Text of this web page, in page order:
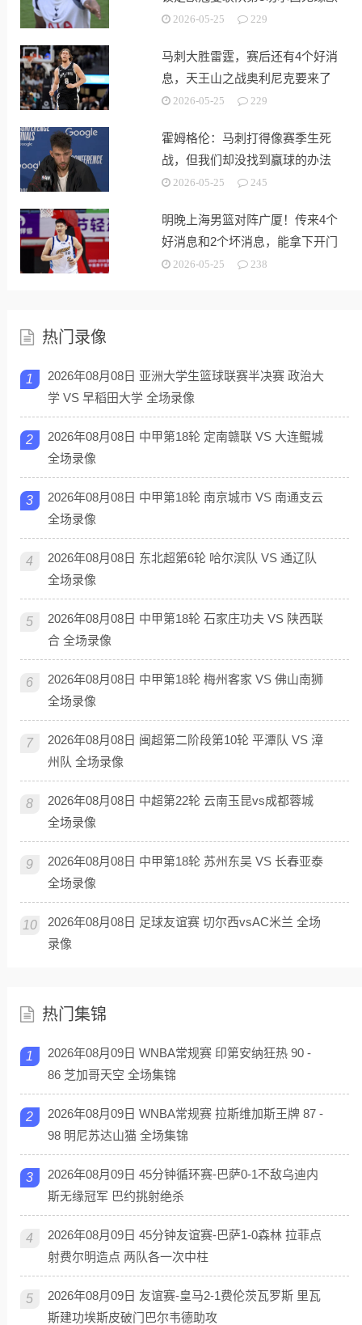
战2026-05-25 229
马刺大胜雷霆，赛后还有4个好消
息，天王山之战奥利尼克要来了
2026-05-25 229
霍姆格伦：马刺打得像赛季生死
战，但我们却没找到赢球的办法
2026-05-25 245
明晚上海男篮对阵广厦！传来4个
好消息和2个坏消息，能拿下开门
红2026-05-25 238
热门录像
1
2026年08月08日 亚洲大学生篮球联赛半决赛 政治大
学 VS 早稻田大学 全场录像
2
2026年08月08日 中甲第18轮 定南赣联 VS 大连鲲城
全场录像
3
2026年08月08日 中甲第18轮 南京城市 VS 南通支云
全场录像
4
2026年08月08日 东北超第6轮 哈尔滨队 VS 通辽队
全场录像
5
2026年08月08日 中甲第18轮 石家庄功夫 VS 陕西联
合 全场录像
6
2026年08月08日 中甲第18轮 梅州客家 VS 佛山南狮
全场录像
7
2026年08月08日 闽超第二阶段第10轮 平潭队 VS 漳
州队 全场录像
8
2026年08月08日 中超第22轮 云南玉昆vs成都蓉城
全场录像
9
2026年08月08日 中甲第18轮 苏州东吴 VS 长春亚泰
全场录像
10
2026年08月08日 足球友谊赛 切尔西vsAC米兰 全场
录像
热门集锦
1
2026年08月09日 WNBA常规赛 印第安纳狂热 90 -
86 芝加哥天空 全场集锦
2
2026年08月09日 WNBA常规赛 拉斯维加斯王牌 87 -
98 明尼苏达山猫 全场集锦
3
2026年08月09日 45分钟循环赛-巴萨0-1不敌乌迪内
斯无缘冠军 巴约挑射绝杀
4
2026年08月09日 45分钟友谊赛-巴萨1-0森林 拉菲点
射费尔明造点 两队各一次中柱
5
2026年08月09日 友谊赛-皇马2-1费伦茨瓦罗斯 里瓦
斯建功埃斯皮破门巴尔韦德助攻